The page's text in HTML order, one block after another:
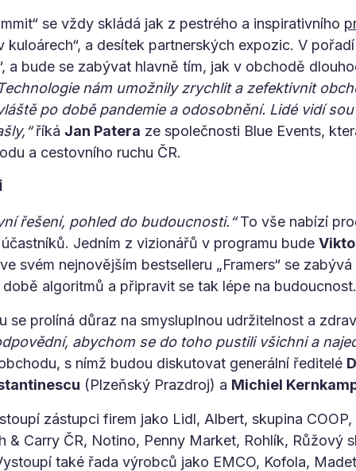
se vždy skládá jak z pestrého a inspirativního
kuloárech“, a desítek partnerských expozic. V
a bude se zabývat hlavně tím, jak v obchodě
nám umožnily zrychlit a zefektivnit
po době pandemie a odosobnění. Lidé vidí
říká Jan Patera ze společnosti Blue Events,
a cestovního ruchu ČR.
řešení, pohled do budoucnosti.“To vše nabízí
Jedním z vizionářů v programu bude
svém nejnovějším bestselleru „Framers“ se
algoritmů a připravit se tak lépe na budoucnost.
se prolíná důraz na smysluplnou udržitelnost a
abychom se do toho pustili všichni a
s nímž budou diskutovat generální ředitelé
(Plzeňský Prazdroj) a Michiel
zástupci firem jako Lidl, Albert, skupina
& Carry ČR, Notino, Penny Market, Rohlík, Růžový
také řada výrobců jako EMCO, Kofola,